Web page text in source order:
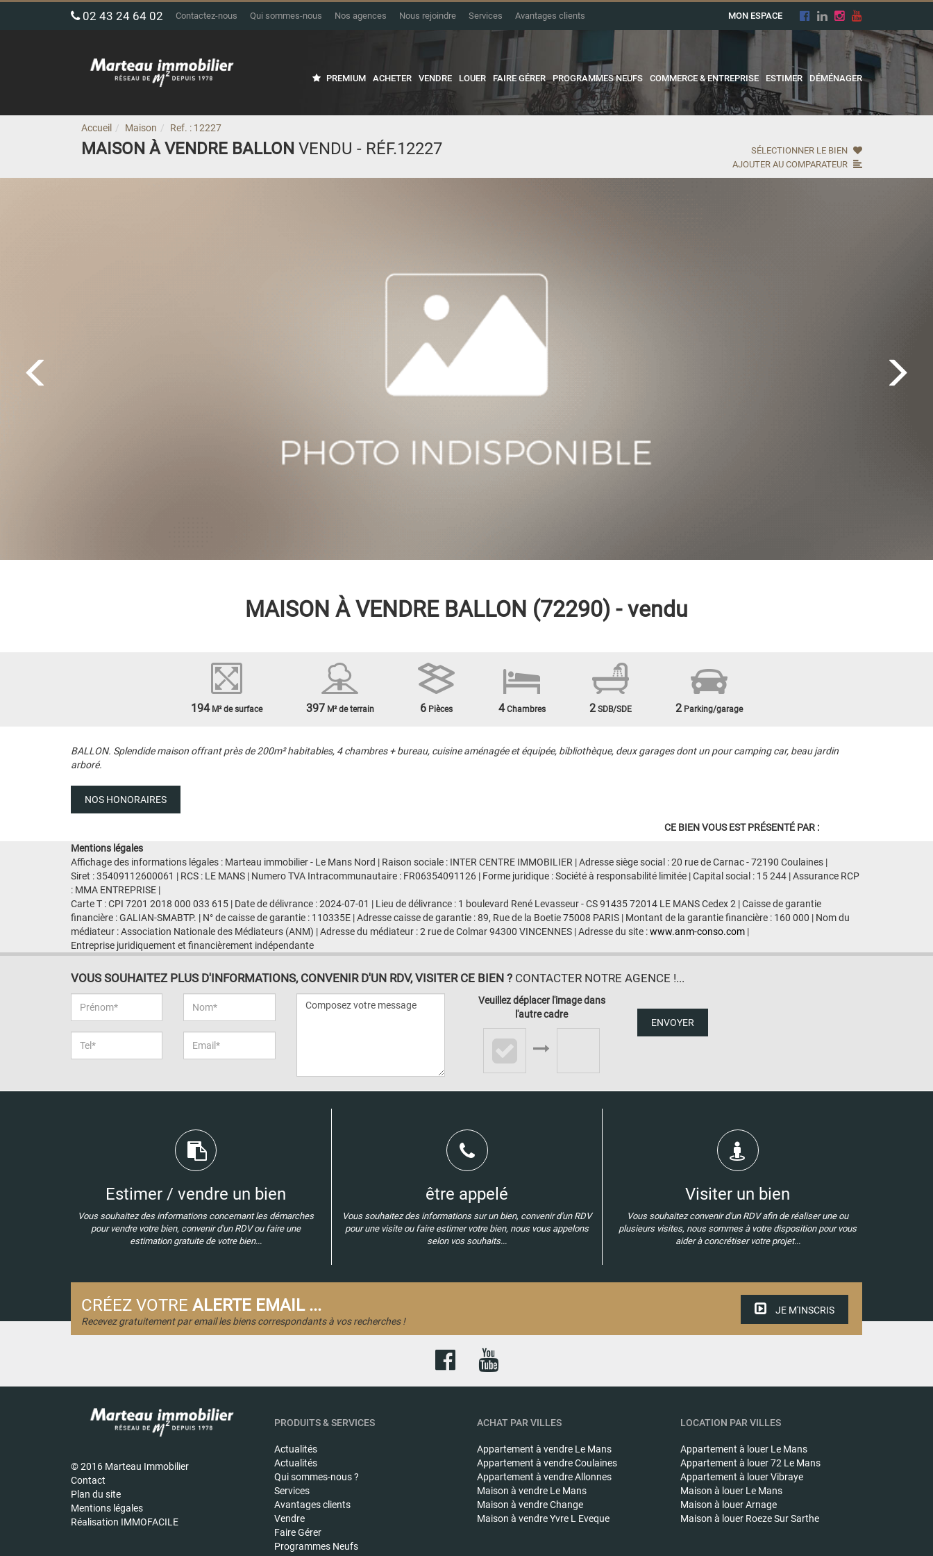
02 43 24 64 02 Contactez-nous Qui sommes-nous Nos agences Nous rejoindre Services Avantages clients MON ESPACE
PREMIUM ACHETER VENDRE LOUER FAIRE GÉRER PROGRAMMES NEUFS COMMERCE & ENTREPRISE ESTIMER DÉMÉNAGER
Accueil Maison Ref. : 12227
MAISON À VENDRE BALLON VENDU - RÉF.12227
SÉLECTIONNER LE BIEN
AJOUTER AU COMPARATEUR
MAISON À VENDREBALLON (72290) - vendu
194M² de surface 397M² de terrain 6Pièces 4Chambres 2SDB/SDE 2Parking/garage
BALLON. Splendide maison offrant près de 200m² habitables, 4 chambres + bureau, cuisine aménagée et équipée, bibliothèque, deux garages dont un pour camping car, beau jardin
arboré.
NOS HONORAIRES
CE BIEN VOUS EST PRÉSENTÉ PAR :
Mentions légales
Affichage des informations légales : Marteau immobilier - Le Mans Nord | Raison sociale : INTER CENTRE IMMOBILIER | Adresse siège social : 20 rue de Carnac - 72190 Coulaines |
Siret : 35409112600061 | RCS : LE MANS | Numero TVA Intracommunautaire : FR06354091126 | Forme juridique : Société à responsabilité limitée | Capital social : 15 244 | Assurance RCP
: MMA ENTREPRISE |
Carte T : CPI 7201 2018 000 033 615 | Date de délivrance : 2024-07-01 | Lieu de délivrance : 1 boulevard René Levasseur - CS 91435 72014 LE MANS Cedex 2 | Caisse de garantie
financière : GALIAN-SMABTP. | N° de caisse de garantie : 110335E | Adresse caisse de garantie : 89, Rue de la Boetie 75008 PARIS | Montant de la garantie financière : 160 000 | Nom du
médiateur : Association Nationale des Médiateurs (ANM) | Adresse du médiateur : 2 rue de Colmar 94300 VINCENNES | Adresse du site :www.anm-conso.com |
Entreprise juridiquement et financièrement indépendante
VOUS SOUHAITEZ PLUS D'INFORMATIONS, CONVENIR D'UN RDV, VISITER CE BIEN ? CONTACTER NOTRE AGENCE !...
Veuillez déplacer l'image dans
l'autre cadre
ENVOYER
Estimer / vendre un bien
Vous souhaitez des informations concernant les démarches
pour vendre votre bien, convenir d'un RDV ou faire une
estimation gratuite de votre bien...
être appelé
Vous souhaitez des informations sur un bien, convenir d'un RDV
pour une visite ou faire estimer votre bien, nous vous appelons
selon vos souhaits...
Visiter un bien
Vous souhaitez convenir d'un RDV afin de réaliser une ou
plusieurs visites, nous sommes à votre disposition pour vous
aider à concrétiser votre projet...
CRÉEZ VOTRE ALERTE EMAIL ...
Recevez gratuitement par email les biens correspondants à vos recherches !
JE M'INSCRIS
© 2016 Marteau Immobilier
Contact
Plan du site
Mentions légales
Réalisation IMMOFACILE
PRODUITS & SERVICES
Actualités
Actualités
Qui sommes-nous ?
Services
Avantages clients
Vendre
Faire Gérer
Programmes Neufs
ACHAT PAR VILLES
Appartement à vendre Le Mans
Appartement à vendreCoulaines
Appartement à vendreAllonnes
Maison à vendre Le Mans
Maison à vendreChange
Maison à vendreYvre L Eveque
LOCATION PAR VILLES
Appartement à louer Le Mans
Appartement à louer72 Le Mans
Appartement à louerVibraye
Maison à louer Le Mans
Maison à louerArnage
Maison à louer Roeze Sur Sarthe